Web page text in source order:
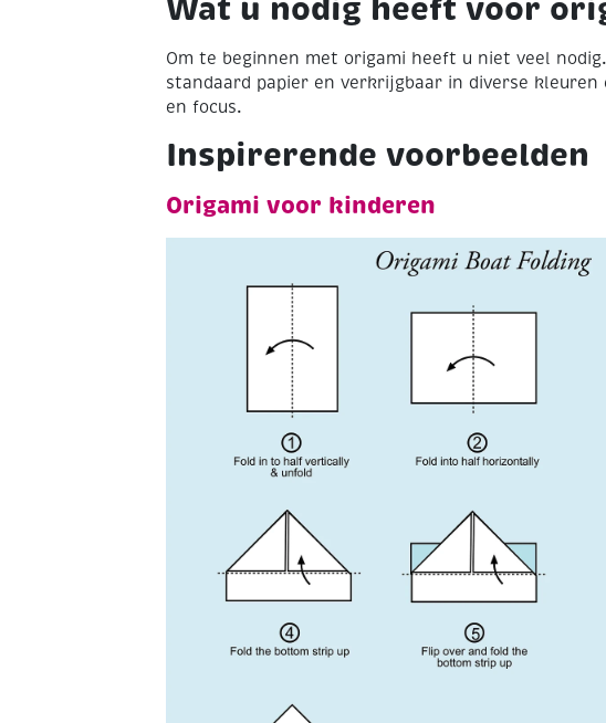
500
aantal
Wat u nodig heeft voor
Om te beginnen met origami heeft u niet veel
standaard papier en verkrijgbaar in diverse
en focus.
Inspirerende voorbeelden
Origami voor kinderen